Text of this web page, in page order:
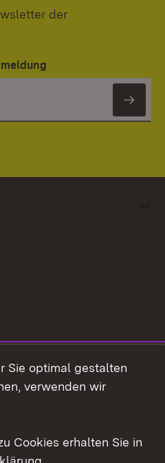
der
Sie optimal gestalten
verwenden wir
Cookies erhalten Sie in